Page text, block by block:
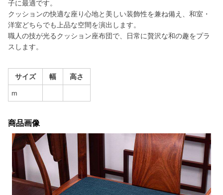
子に最適です。
クッションの快適な座り心地と美しい装飾性を兼ね備え、和室・
洋室どちらでも上品な空間を演出します。
職人の技が光るクッション座布団で、日常に贅沢な和の趣をプラ
スします。
サイズ 幅 高さ
m
商品画像